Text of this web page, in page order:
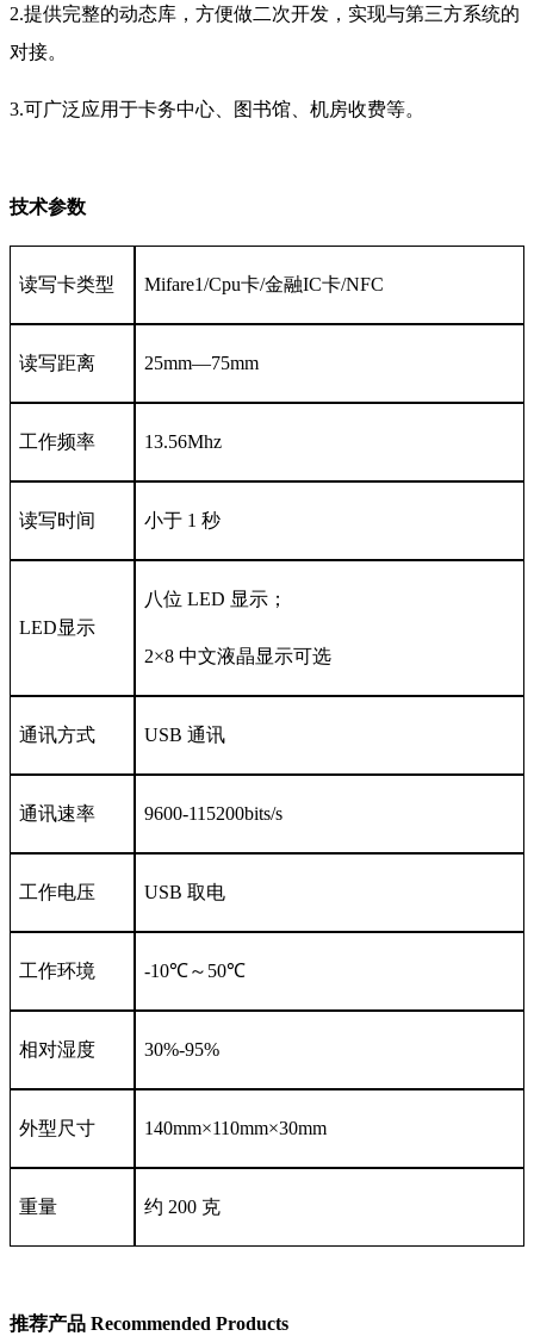
2.提供完整的动态库，方便做二次开发，实现与第三方系统的
对接。
3.可广泛应用于卡务中心、图书馆、机房收费等。
技术参数
读写卡类型 Mifare1/Cpu卡/金融IC卡/NFC
读写距离 25mm—75mm
工作频率 13.56Mhz
读写时间 小于 1 秒
LED显示
八位 LED 显示；
2×8 中文液晶显示可选
通讯方式 USB 通讯
通讯速率 9600-115200bits/s
工作电压 USB 取电
工作环境 -10℃～50℃
相对湿度 30%-95%
外型尺寸 140mm×110mm×30mm
重量 约 200 克
推荐产品 Recommended Products